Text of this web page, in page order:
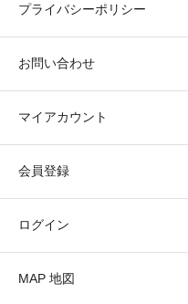
プライバシーポリシー
お問い合わせ
マイアカウント
会員登録
ログイン
MAP 地図